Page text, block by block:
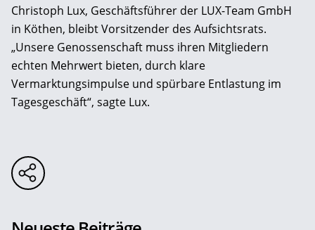
Christoph Lux, Geschäftsführer der LUX-Team GmbH
in Köthen, bleibt Vorsitzender des Aufsichtsrats.
„Unsere Genossenschaft muss ihren Mitgliedern
echten Mehrwert bieten, durch klare
Vermarktungsimpulse und spürbare Entlastung im
Tagesgeschäft“, sagte Lux.